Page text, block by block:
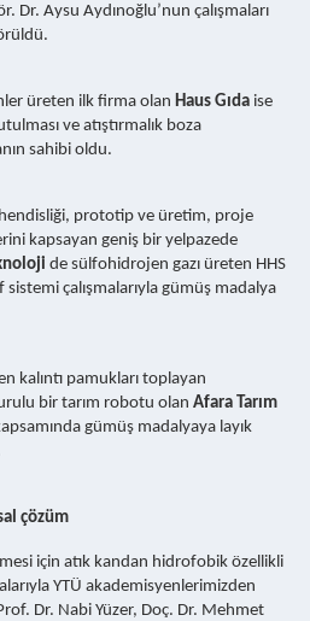
Dr. Aysu Aydınoğlu’nun çalışmaları
üreten ilk firma olan Haus Gıda ise
ve atıştırmalık boza
sahibi oldu.
prototip ve üretim, proje
kapsayan geniş bir yelpazede
de sülfohidrojen gazı üreten HHS
çalışmalarıyla gümüş madalya
kalıntı pamukları toplayan
bir tarım robotu olan Afara Tarım
gümüş madalyaya layık
çözüm
için atık kandan hidrofobik özellikli
YTÜ akademisyenlerimizden
Dr. Nabi Yüzer, Doç. Dr. Mehmet